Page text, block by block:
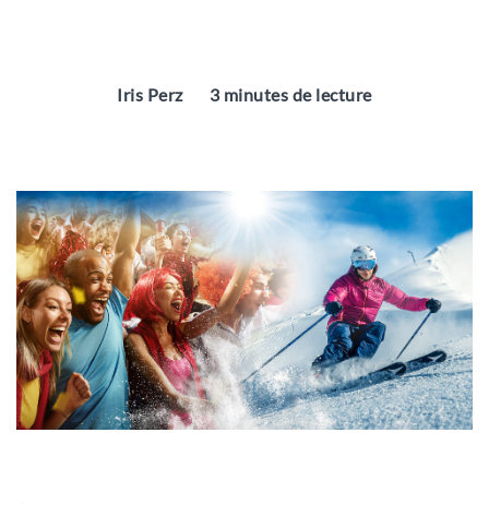
Iris Perz 3 minutes de lecture